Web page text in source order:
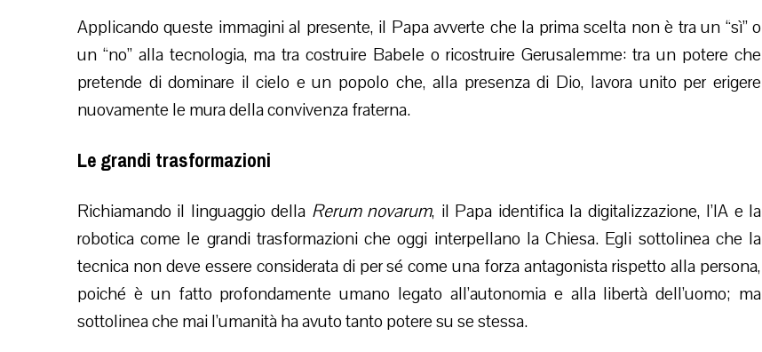
Applicando queste immagini al presente, il Papa avverte che la prima scelta non è tra un “sì” o
un “no” alla tecnologia, ma tra costruire Babele o ricostruire Gerusalemme: tra un potere che
pretende di dominare il cielo e un popolo che, alla presenza di Dio, lavora unito per erigere
nuovamente le mura della convivenza fraterna.
Le grandi trasformazioni
Richiamando il linguaggio della Rerum novarum, il Papa identifica la digitalizzazione, l’IA e la
robotica come le grandi trasformazioni che oggi interpellano la Chiesa. Egli sottolinea che la
tecnica non deve essere considerata di per sé come una forza antagonista rispetto alla persona,
poiché è un fatto profondamente umano legato all’autonomia e alla libertà dell’uomo; ma
sottolinea che mai l’umanità ha avuto tanto potere su se stessa.